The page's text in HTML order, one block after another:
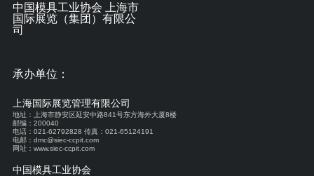
中国模具工业协会 上海市
国际展览（集团）有限公
司
承办单位：
上海国际展览管理有限公司
地址：上海市静安区延安中路841号东方海外大厦8楼
邮编：200040
电话：021-62792828 传真：021-65124191
电邮：dmc@siec-ccpit.com
网址：www.siec-ccpit.com
中国模具工业协会